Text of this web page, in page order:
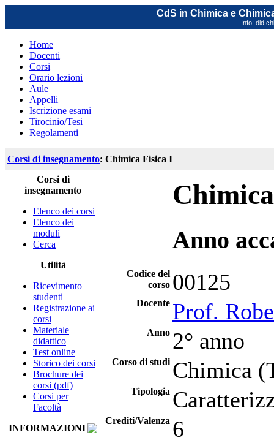
CdS in Chimica e
Info:
Home
Docenti
Corsi
Orario lezioni
Aule
Appelli
Iscrizione esami
Tirocinio/Tesi
Regolamenti
Corsi di insegnamento: Chimica Fisica I
Corsi di
insegnamento
Elenco dei corsi
Elenco dei
moduli
Cerca
Utilità
Ricevimento
studenti
Registrazione ai
corsi
Materiale
didattico
Test online
Storico dei corsi
Brochure dei
corsi (pdf)
Corsi per
Facoltà
INFORMAZIONI
Anno
Codice del
corso 00125
Docente Prof.
Anno 2° anno
Corso di studi Chimica
Tipologia
Crediti/Valenza 6